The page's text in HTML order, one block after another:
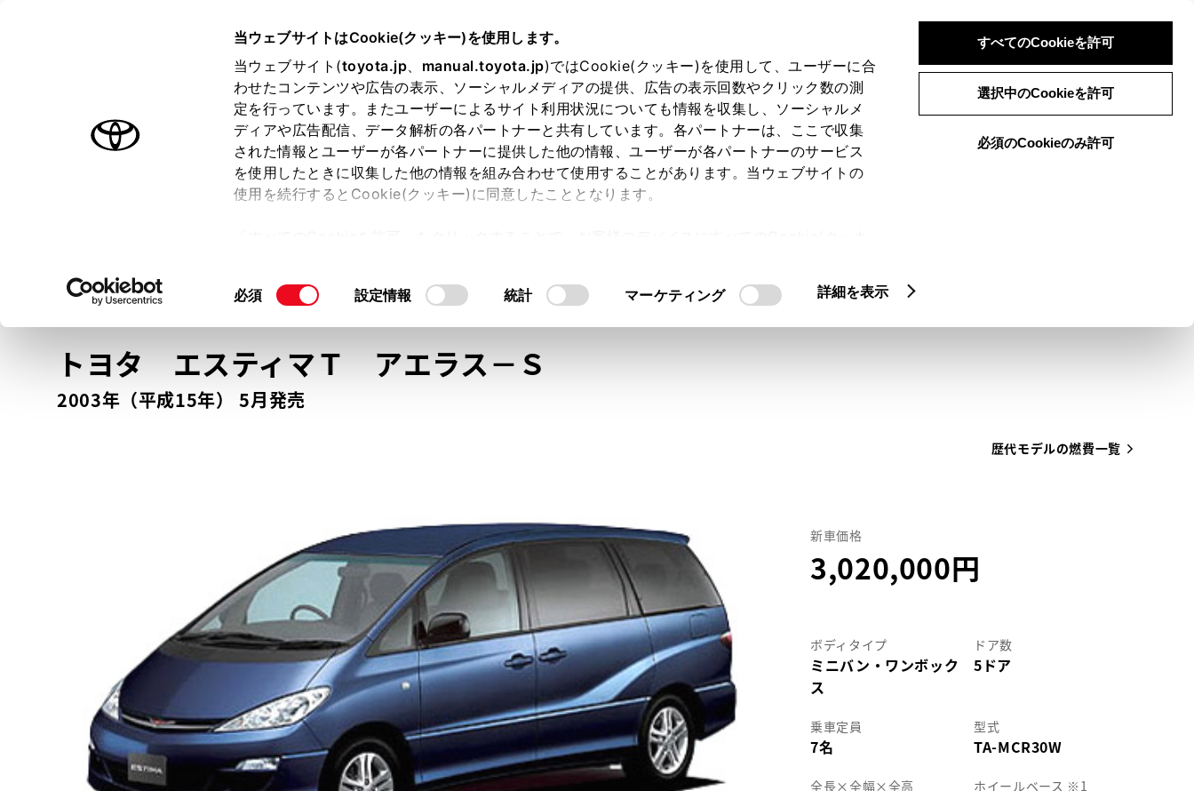
当ウェブサイトはCookie(クッキー)を使用します。
当ウェブサイト(toyota.jp、 manual.toyota.jp)ではCookie(クッキー)を使用して、ユーザーに合
わせたコンテンツや広告の表示、ソーシャルメディアの提供、広告の表示回数やクリック数の測
定を行っています。またユーザーによるサイト利用状況についても情報を収集し、ソーシャルメ
ディアや広告配信、データ解析の各パートナーと共有しています。各パートナーは、ここで収集
された情報とユーザーが各パートナーに提供した他の情報、ユーザーが各パートナーのサービス
を使用したときに収集した他の情報を組み合わせて使用することがあります。当ウェブサイトの
使用を続行するとCookie(クッキー)に同意したこととなります。
て」をご覧ください。
同
選
択
必須 設定情報 統計 マーケティング 詳細を表示
すべてのCookieを許可
選択中のCookieを許可
必須のCookieのみ許可
ログイン 検索 メニュー
オーナーサポート トピックス
トヨタ認定中古車 メニュー
トヨタ認定中古車の魅力 3つの買い方 オンライン購入お気に入り 保存した見積り
の選択 モデル・年式・グレード クルマ情報
トヨタ エスティマＴアエラス－Ｓ
2003年（平成15年） 5月発売
歴代モデルの燃費一覧
新車価格
3,020,000
ボディタイプ
ミニバン・ワンボック
ス
ドア数
5ドア
乗車定員
7名
型式
TA-MCR30W
全長×全幅×全高 ホイールベース ※1